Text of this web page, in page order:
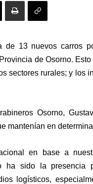
13 nuevos carros
de Osorno.
sectores rurales; y los
Osorno,
mantenían en
en base a
ha sido la presencia
logísticos,